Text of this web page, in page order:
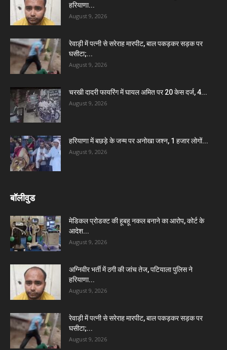
हरियाणा...
August 9, 2026
रेवाड़ी में पत्नी से सरेराह मारपीट, बाल पकड़कर सड़क पर
घसीटा;...
August 9, 2026
चरखी दादरी फायरिंग में घायल अमित पर 20 केस दर्ज, 4...
August 9, 2026
हरियाणा में बछड़े के जन्म पर अनोखा जश्न, 1 हजार लोगों...
August 9, 2026
बॉलीवुड
मेडिकल प्रोडक्ट की हूबहू नकल बनाने का आरोप, कोर्ट के
आदेश...
August 9, 2026
अग्निवीर भर्ती में ठगी की जांच तेज, पटियाला पुलिस ने
हरियाणा...
August 9, 2026
रेवाड़ी में पत्नी से सरेराह मारपीट, बाल पकड़कर सड़क पर
घसीटा;...
August 9, 2026